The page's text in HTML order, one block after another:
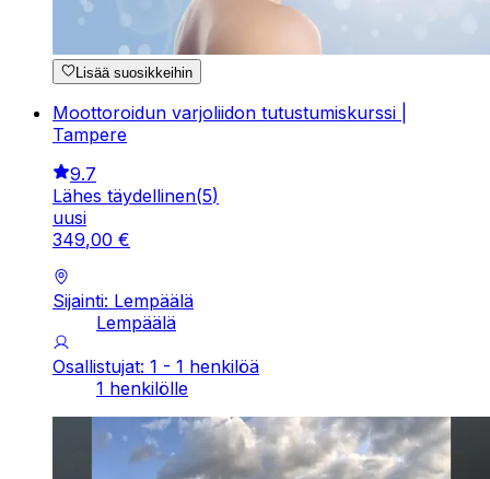
Lisää suosikkeihin
Moottoroidun varjoliidon tutustumiskurssi |
Tampere
9.7
Lähes täydellinen(5)
uusi
349,00 €
Sijainti: Lempäälä
Lempäälä
Osallistujat: 1 - 1 henkilöä
1 henkilölle